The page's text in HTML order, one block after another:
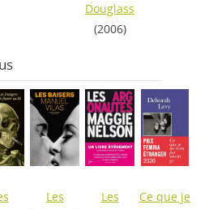
Douglass
(2006)
Les
Les
Ce que je